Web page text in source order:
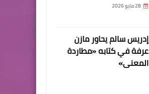
28 مايو 2026
إدريس سالم يحاور مازن
عرفة في كتابه «مطاردة
المعنى»